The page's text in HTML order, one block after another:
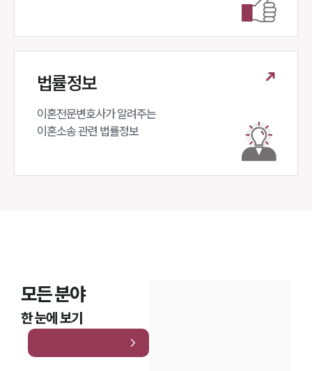
법률정보
이혼전문변호사가 알려주는
이혼소송 관련 법률정보
모든 분야
한 눈에 보기